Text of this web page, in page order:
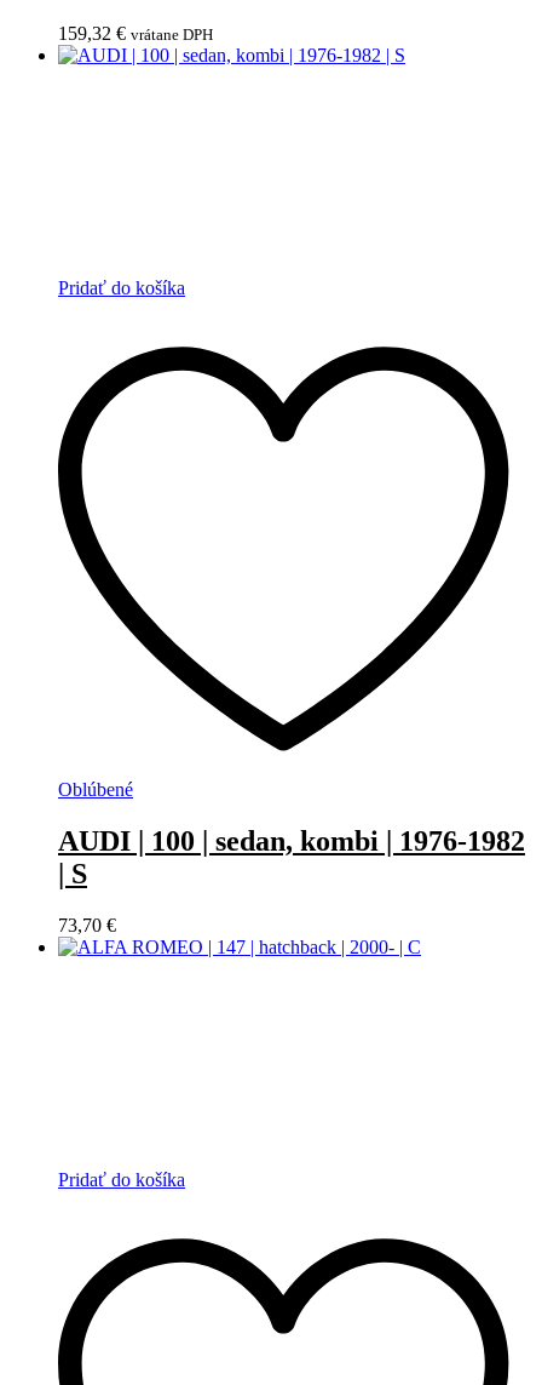
159,32 € vrátane DPH
Pridať do košíka
Oblúbené
AUDI | 100 | sedan, kombi | 1976-1982
| S
73,70 €
Pridať do košíka